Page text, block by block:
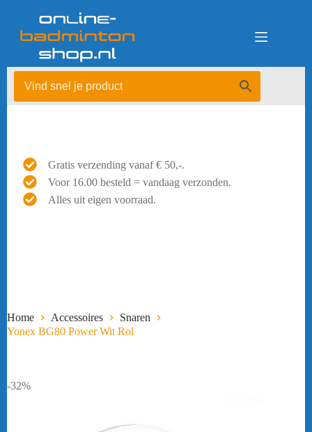
Gratis verzending vanaf € 50,-.
Voor 16.00 besteld = vandaag verzonden.
Alles uit eigen voorraad.
Home Accessoires
Snaren
Yonex BG80 Power Wit Rol
-32%